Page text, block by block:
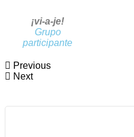
¡vi-a-je!
Grupo
participante
Previous
Next